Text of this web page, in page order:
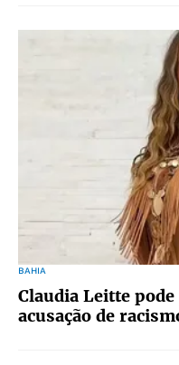
BAHIA
Claudia Leitte
acusação de